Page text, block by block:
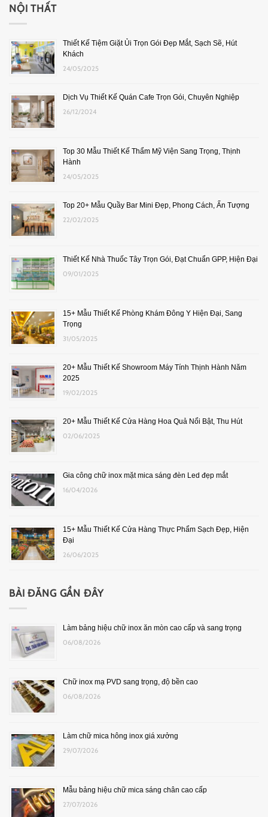
NỘI THẤT
Thiết Kế Tiệm Giặt Ủi Trọn Gói Đẹp Mắt, Sạch Sẽ, Hút
Khách
24/05/2025
Dịch Vụ Thiết Kế Quán Cafe Trọn Gói, Chuyên Nghiệp
26/12/2024
Top 30 Mẫu Thiết Kế Thẩm Mỹ Viện Sang Trọng, Thịnh
Hành
24/05/2025
Top 20+ Mẫu Quầy Bar Mini Đẹp, Phong Cách, Ấn Tượng
22/02/2025
Thiết Kế Nhà Thuốc Tây Trọn Gói, Đạt Chuẩn GPP, Hiện Đại
09/01/2025
15+ Mẫu Thiết Kế Phòng Khám Đông Y Hiện Đại, Sang
Trọng
31/05/2025
20+ Mẫu Thiết Kế Showroom Máy Tính Thịnh Hành Năm
2025
19/02/2025
20+ Mẫu Thiết Kế Cửa Hàng Hoa Quả Nổi Bật, Thu Hút
02/06/2025
Gia công chữ inox mặt mica sáng đèn Led đẹp mắt
16/04/2026
15+ Mẫu Thiết Kế Cửa Hàng Thực Phẩm Sạch Đẹp, Hiện
Đại
26/06/2025
BÀI ĐĂNG GẦN ĐÂY
Làm bảng hiệu chữ inox ăn mòn cao cấp và sang trọng
06/08/2026
Chữ inox mạ PVD sang trọng, độ bền cao
06/08/2026
Làm chữ mica hông inox giá xưởng
29/07/2026
Mẫu bảng hiệu chữ mica sáng chân cao cấp
27/07/2026